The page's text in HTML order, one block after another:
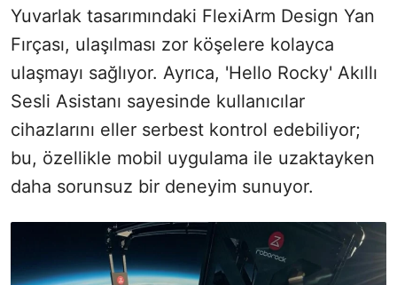
Yuvarlak tasarımındaki FlexiArm Design Yan
Fırçası, ulaşılması zor köşelere kolayca
ulaşmayı sağlıyor. Ayrıca, 'Hello Rocky' Akıllı
Sesli Asistanı sayesinde kullanıcılar
cihazlarını eller serbest kontrol edebiliyor;
bu, özellikle mobil uygulama ile uzaktayken
daha sorunsuz bir deneyim sunuyor.